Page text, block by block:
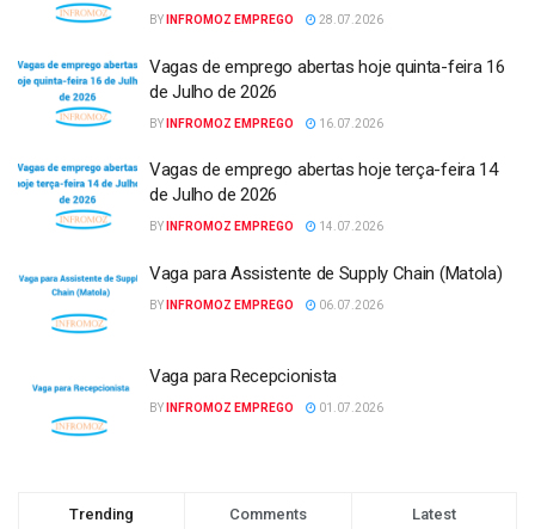
BY INFROMOZ EMPREGO 28.07.2026
Vagas de emprego abertas hoje quinta-feira 16
de Julho de 2026
BY INFROMOZ EMPREGO 16.07.2026
Vagas de emprego abertas hoje terça-feira 14
de Julho de 2026
BY INFROMOZ EMPREGO 14.07.2026
Vaga para Assistente de Supply Chain (Matola)
BY INFROMOZ EMPREGO 06.07.2026
Vaga para Recepcionista
BY INFROMOZ EMPREGO 01.07.2026
Trending Comments Latest